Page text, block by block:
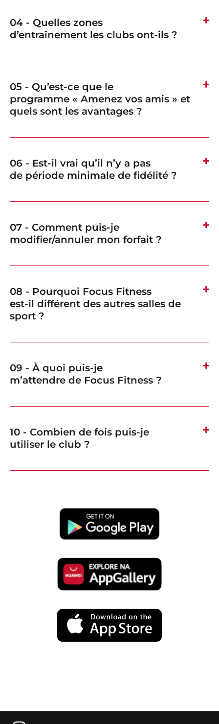
04 - Quelles zones
d’entraînement les clubs ont-ils ?
05 - Qu’est-ce que le
programme « Amenez vos amis » et
quels sont les avantages ?
06 - Est-il vrai qu’il n’y a pas
de période minimale de fidélité ?
07 - Comment puis-je
modifier/annuler mon forfait ?
08 - Pourquoi Focus Fitness
est-il différent des autres salles de
sport ?
09 - À quoi puis-je
m’attendre de Focus Fitness ?
10 - Combien de fois puis-je
utiliser le club ?